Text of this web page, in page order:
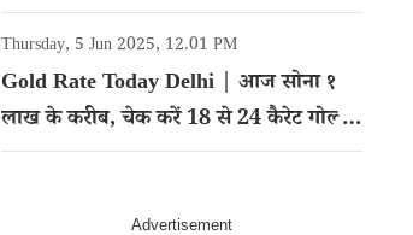
गोल्ड का रेट
Thursday, 5 Jun 2025, 12.01 PM
Gold Rate Today Delhi | आज सोना १
लाख के करीब, चेक करें 18 से 24 कैरेट गोल्ड
का रेट